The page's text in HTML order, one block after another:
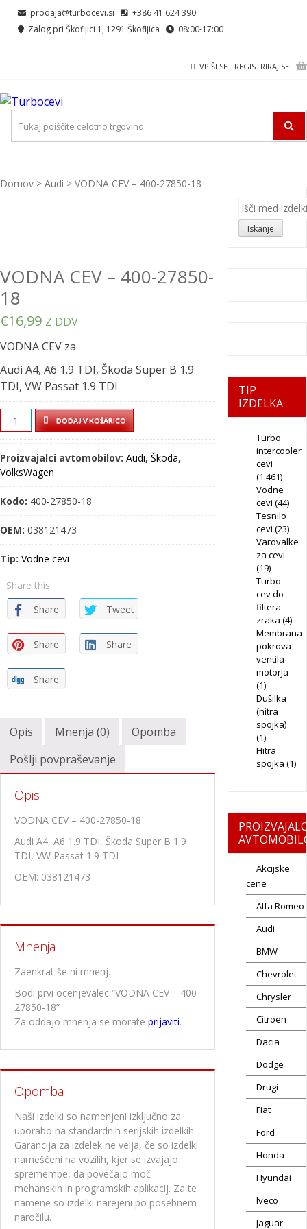
Skip
Skip
prodaja@turbocevi.si
+386 41 624 390
Zalog pri Škofljici 1, 1291 Škofljica
08:00-17:00
VPIŠI SE REGISTRIRAJ SE
TURBOCEVI
Domov > Audi > VODNA CEV – 400-27850-18
VODNA CEV – 400-27850-
18
€16,99 Z DDV
VODNA CEV za
Audi A4, A6 1.9 TDI, Škoda Super B 1.9
TDI, VW Passat 1.9 TDI
VODNA
CEV
400-
27850-
18
quantity
DODAJ V KOŠARICO
Proizvajalci avtomobilov: Audi, Škoda,
VolksWagen
Kodo: 400-27850-18
OEM: 038121473
Tip: Vodne cevi
Share this
Share
Tweet
Share Share
Share
Opis Mnenja (0)
Opomba
Pošlji povpraševanje
Opis
VODNA CEV – 400-27850-18
Audi A4, A6 1.9 TDI, Škoda Super B 1.9
TDI, VW Passat 1.9 TDI
OEM: 038121473
Mnenja
Zaenkrat še ni mnenj.
Bodi prvi ocenjevalec “VODNA CEV – 400-
27850-18”
Za oddajo mnenja se morate prijaviti.
Opomba
Naši izdelki so namenjeni izključno za
uporabo na standardnih serijskih izdelkih.
Garancija za izdelek ne velja, če so izdelki
nameščeni na vozilih, kjer se izvajajo
spremembe, da povečajo moč
mehanskih in programskih aplikacij. Za te
namene so izdelki narejeni po posebnem
naročilu.
Išči:
Iskanje
TIP
IZDELKA
Turbo
intercooler
cevi
(1.461)
Vodne
cevi (44)
Tesnilo
cevi (23)
Varovalke
za cevi
(19)
Turbo
cev do
filtera
zraka (4)
Membrana
pokrova
ventila
motorja
(1)
Dušilka
(hitra
spojka)
(1)
Hitra
spojka (1)
Akcijske
cene
Alfa Romeo
Audi
BMW
Chevrolet
Chrysler
Citroen
Dacia
Dodge
Drugi
Fiat
Ford
Honda
Hyundai
Iveco
Jaguar